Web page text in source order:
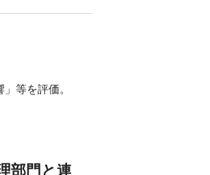
等を評価。
部門と連